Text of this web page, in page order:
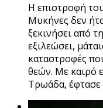
Η επιστροφή
Μυκήνες δεν
ξεκινήσει από
εξιλεώσει,
καταστροφές
θεών. Με καιρό
Τρωάδα, έφτασε